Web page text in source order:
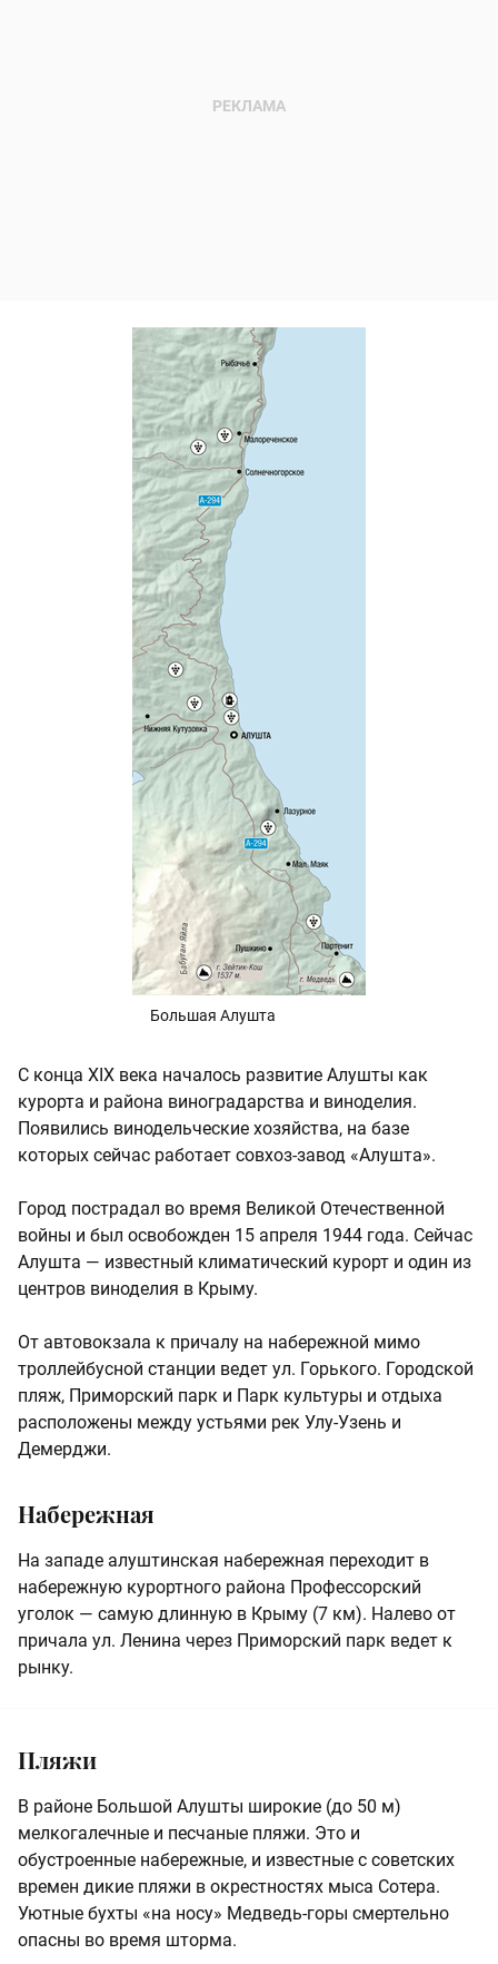
Большая Алушта
С конца XIX века началось развитие Алушты как
курорта и района виноградарства и виноделия.
Появились винодельческие хозяйства, на базе
которых сейчас работает совхоз-завод «Алушта».
Город пострадал во время Великой Отечественной
войны и был освобожден 15 апреля 1944 года. Сейчас
Алушта — известный климатический курорт и один из
центров виноделия в Крыму.
От автовокзала к причалу на набережной мимо
троллейбусной станции ведет ул. Горького. Городской
пляж, Приморский парк и Парк культуры и отдыха
расположены между устьями рек Улу-Узень и
Демерджи.
Набережная
На западе алуштинская набережная переходит в
набережную курортного района Профессорский
уголок — самую длинную в Крыму (7 км). Налево от
причала ул. Ленина через Приморский парк ведет к
рынку.
Пляжи
В районе Большой Алушты широкие (до 50 м)
мелкогалечные и песчаные пляжи. Это и
обустроенные набережные, и известные с советских
времен дикие пляжи в окрестностях мыса Сотера.
Уютные бухты «на носу» Медведь-горы смертельно
опасны во время шторма.